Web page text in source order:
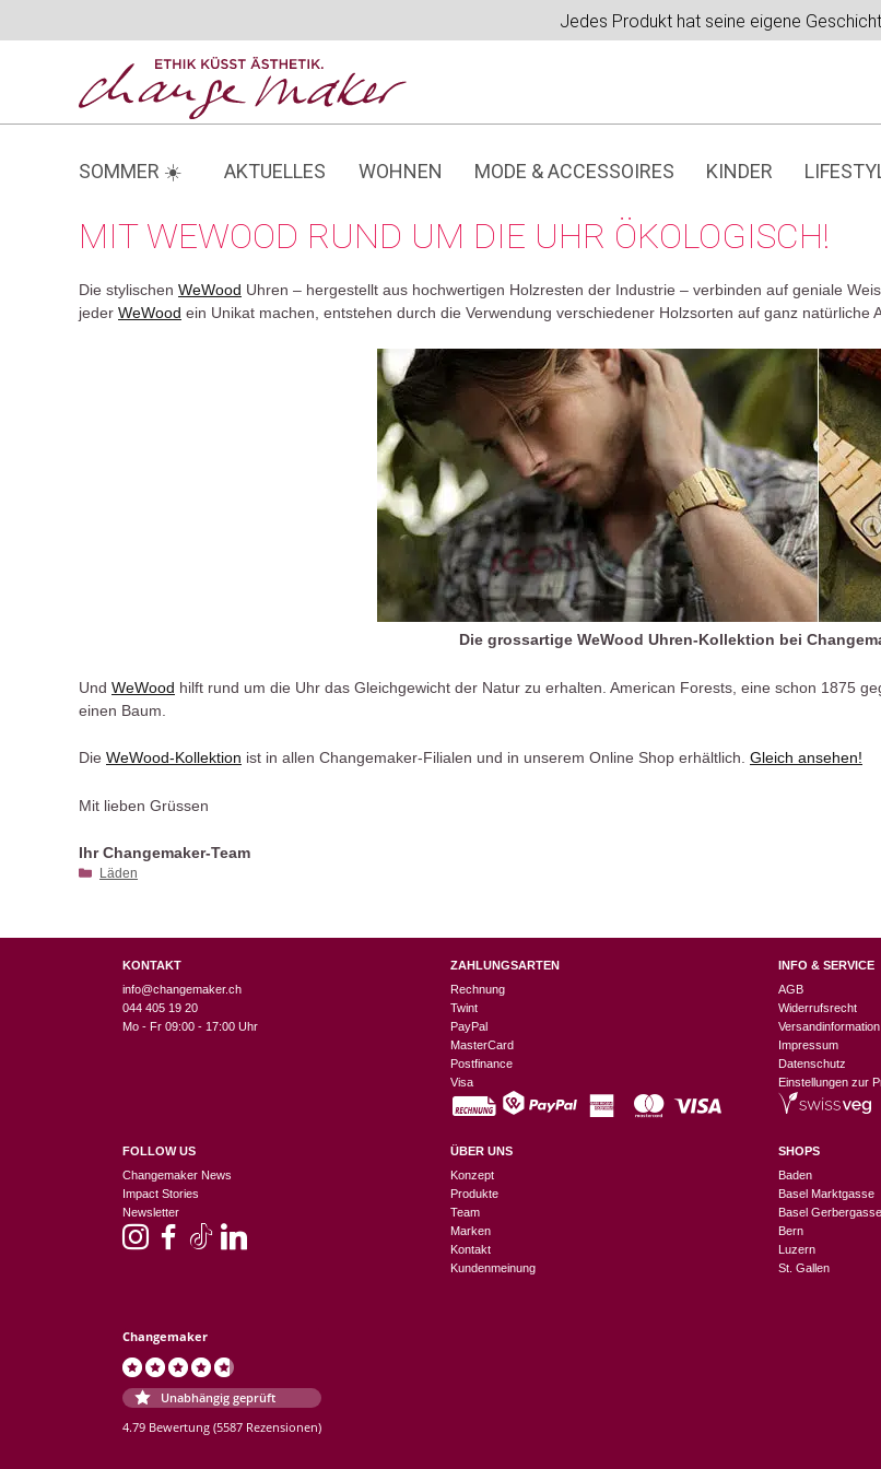
Jedes Produkt hat seine eigene
SOMMER ☀️ AKTUELLES WOHNEN MODE & ACCESSOIRES KINDER
MIT WEWOOD RUND UM DIE UHR ÖKOLOGISCH!
Die stylischen WeWood Uhren – hergestellt aus hochwertigen Holzresten der Industrie – verbinden auf geniale
jeder WeWood ein Unikat machen, entstehen durch die Verwendung verschiedener Holzsorten auf ganz natürliche
Die grossartige WeWood Uhren-Kollektion bei
Und WeWood hilft rund um die Uhr das Gleichgewicht der Natur zu erhalten. American Forests, eine schon 1875
einen Baum.
Die WeWood-Kollektion ist in allen Changemaker-Filialen und in unserem Online Shop erhältlich. Gleich ansehen!
Mit lieben Grüssen
Ihr Changemaker-Team
Kategorien
Läden
KONTAKT
info@changemaker.ch
044 405 19 20
Mo - Fr 09:00 - 17:00 Uhr
FOLLOW US
Changemaker News
Impact Stories
Newsletter
Changemaker
Unabhängig geprüft
4.79 Bewertung (5587 Rezensionen)
ZAHLUNGSARTEN
Rechnung
Twint
PayPal
MasterCard
Postfinance
Visa
ÜBER UNS
Konzept
Produkte
Team
Marken
Kontakt
Kundenmeinung
INFO & SERVICE
AGB
Widerrufsrecht
Versandinformation
Impressum
Datenschutz
Einstellungen zur
SHOPS
Baden
Basel Marktgasse
Basel Gerbergasse
Bern
Luzern
St. Gallen